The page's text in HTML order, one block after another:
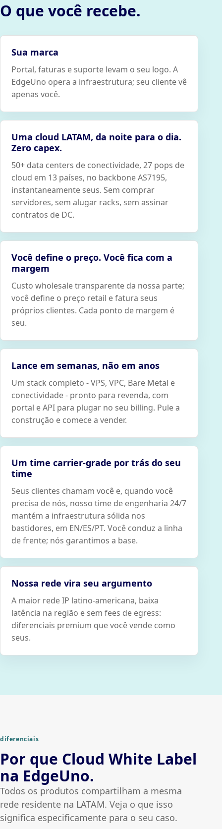
O que você recebe.
Sua marca
Portal, faturas e suporte levam o seu logo. A
EdgeUno opera a infraestrutura; seu cliente vê
apenas você.
Uma cloud LATAM, da noite para o dia.
Zero capex.
50+ data centers de conectividade, 27 pops de
cloud em 13 países, no backbone AS7195,
instantaneamente seus. Sem comprar
servidores, sem alugar racks, sem assinar
contratos de DC.
Você define o preço. Você fica com a
margem
Custo wholesale transparente da nossa parte;
você define o preço retail e fatura seus
próprios clientes. Cada ponto de margem é
seu.
Lance em semanas, não em anos
Um stack completo - VPS, VPC, Bare Metal e
conectividade - pronto para revenda, com
portal e API para plugar no seu billing. Pule a
construção e comece a vender.
Um time carrier-grade por trás do seu
time
Seus clientes chamam você e, quando você
precisa de nós, nosso time de engenharia 24/7
mantém a infraestrutura sólida nos
bastidores, em EN/ES/PT. Você conduz a linha
de frente; nós garantimos a base.
Nossa rede vira seu argumento
A maior rede IP latino-americana, baixa
latência na região e sem fees de egress:
diferenciais premium que você vende como
seus.
diferenciais
Por que Cloud White Label
na EdgeUno.
Todos os produtos compartilham a mesma
rede residente na LATAM. Veja o que isso
significa especificamente para o seu caso.